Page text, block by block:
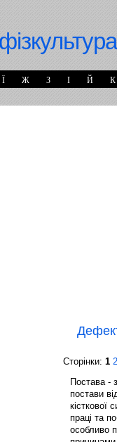
Ї Ж З І Й К
Сторінки: 1 2
Постава -
постави
кісткової
праці та
особливо